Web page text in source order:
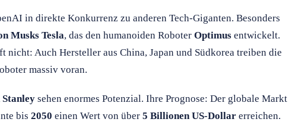
in direkte Konkurrenz zu anderen Tech-Giganten. Besonders
Musks Tesla, das den humanoiden Roboter Optimus entwickelt.
nicht: Auch Hersteller aus China, Japan und Südkorea treiben die
massiv voran.
sehen enormes Potenzial. Ihre Prognose: Der globale Markt
bis 2050 einen Wert von über 5 Billionen US-Dollar erreichen.